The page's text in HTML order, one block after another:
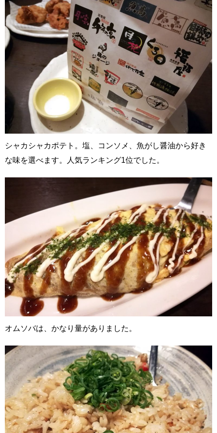
シャカシャカポテト。塩、コンソメ、魚がし醤油から好き
な味を選べます。人気ランキング1位でした。
オムソバは、かなり量がありました。